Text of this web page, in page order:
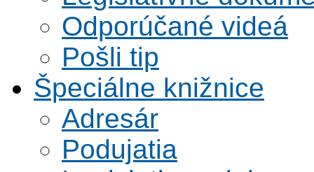
Odporúčané videá
Pošli tip
Špeciálne knižnice
Adresár
Podujatia